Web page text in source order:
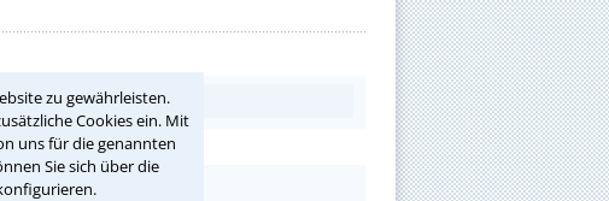
zu gewährleisten.
Cookies ein. Mit
uns für die genannten
Sie sich über die